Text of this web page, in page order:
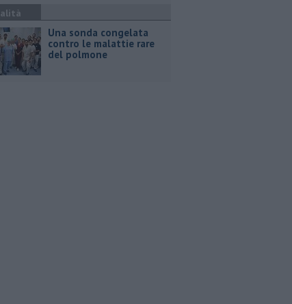
Una sonda congelata
contro le malattie rare
del polmone